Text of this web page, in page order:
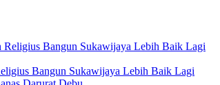
Bangun Sukawijaya Lebih Baik Lagi